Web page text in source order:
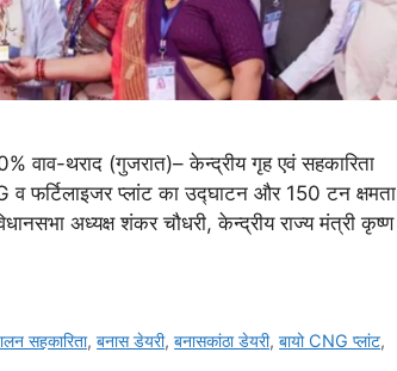
वाव-थराद (गुजरात)– केन्द्रीय गृह एवं सहकारिता
व फर्टिलाइजर प्लांट का उद्घाटन और 150 टन क्षमता
अध्यक्ष शंकर चौधरी, केन्द्रीय राज्य मंत्री कृष्ण
सहकारिता,बनास डेयरी,बनासकांठा डेयरी,बायो CNG प्लांट,